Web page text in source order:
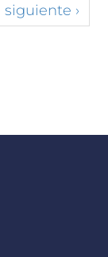
siguiente ›